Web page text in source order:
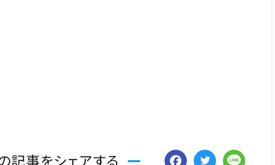
記事をシェアする